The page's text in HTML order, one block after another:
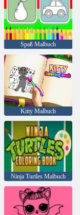
Spaß Malbuch
Kitty Malbuch
Ninja Turtles Malbuch